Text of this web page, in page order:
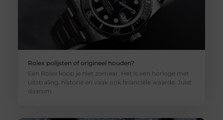
Rolex polijsten of origineel houden?
Een Rolex koop je niet zomaar. Het is een horloge met
uitstraling, historie en vaak ook financiële waarde. Juist
daarom